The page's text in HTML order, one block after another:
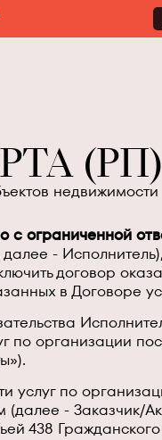
(РП)
недвижимости
с ограниченной
-
договор
в Договоре
организации
по
- Заказчик/
438